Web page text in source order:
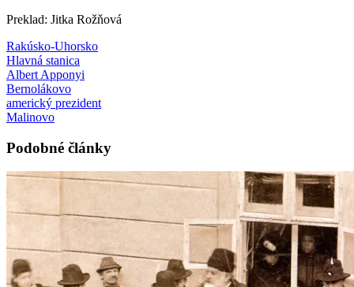
Preklad: Jitka Rožňová
Rakúsko-Uhorsko
Hlavná stanica
Albert Apponyi
Bernolákovo
americký prezident
Malinovo
Podobné články